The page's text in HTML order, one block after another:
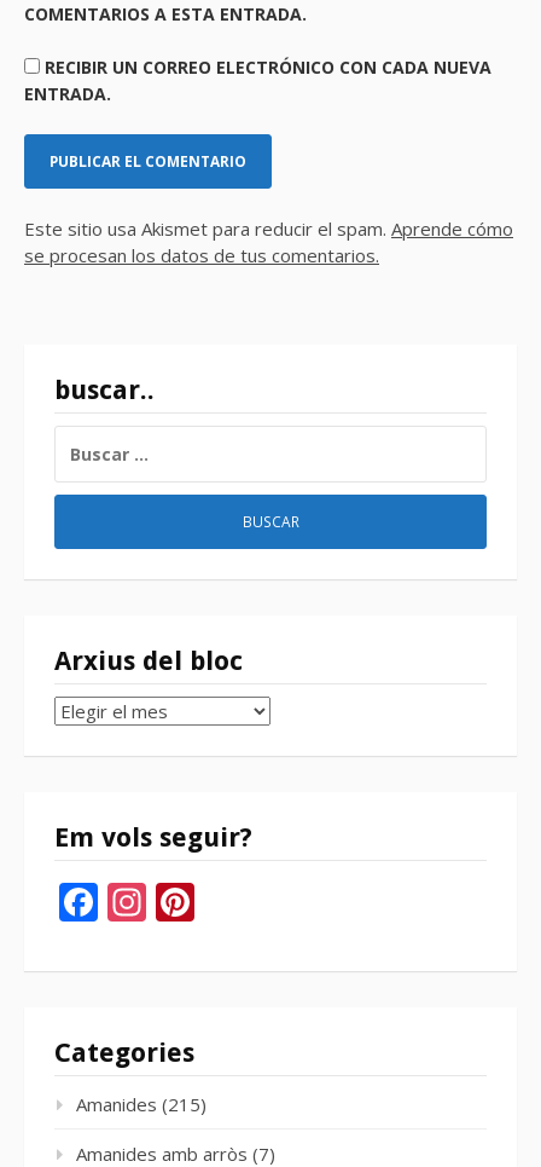
COMENTARIOS A ESTA ENTRADA.
RECIBIR UN CORREO ELECTRÓNICO CON CADA NUEVA
ENTRADA.
Este sitio usa Akismet para reducir el spam. Aprende cómo
se procesan los datos de tus comentarios.
buscar..
Arxius del bloc
Arxius
bloc
Em vols seguir?
Facebook
Instagram
Categories
Amanides (215)
Amanides amb arròs (7)